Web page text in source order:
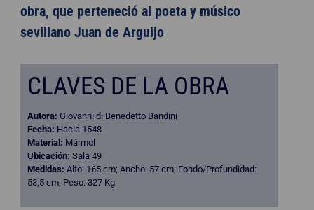
obra, que perteneció al poeta y músico
sevillano Juan de Arguijo
CLAVES DE LA OBRA
Autora: Giovanni di Benedetto Bandini
Fecha: Hacia 1548
Material: Mármol
Ubicación: Sala 49
Medidas: Alto: 165 cm; Ancho: 57 cm; Fondo/Profundidad:
53,5 cm; Peso: 327 Kg